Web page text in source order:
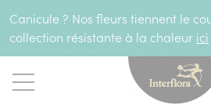
Canicule ? Nos fleurs tiennent le
collection résistante à la chaleur ici